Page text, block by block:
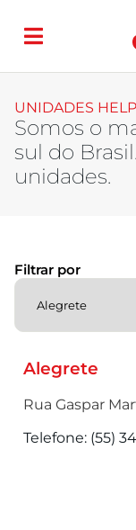
UNIDADES HELP
Somos o
sul do
unidades.
Filtrar por
Alegrete
Rua Gaspar
Telefone: (55)